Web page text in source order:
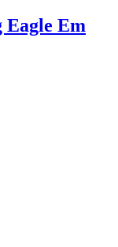
Eagle Em